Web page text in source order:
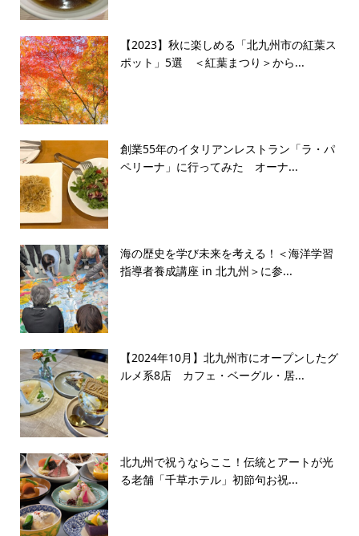
【2023】秋に楽しめる「北九州市の紅葉ス
ポット」5選 ＜紅葉まつり＞から...
創業55年のイタリアンレストラン「ラ・パ
ペリーナ」に行ってみた オーナ...
海の歴史を学び未来を考える！＜海洋学習
指導者養成講座 in 北九州＞に参...
【2024年10月】北九州市にオープンしたグ
ルメ系8店 カフェ・ベーグル・居...
北九州で祝うならここ！伝統とアートが光
る老舗「千草ホテル」初節句お祝...